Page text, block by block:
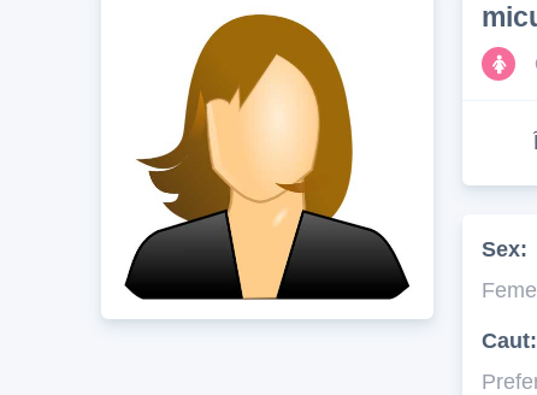
Sex:
Caut: